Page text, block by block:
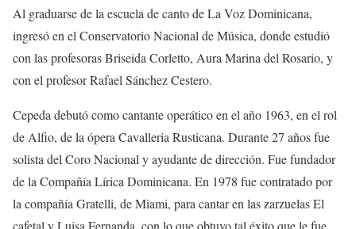
Al graduarse de la escuela de canto de La Voz Dominicana,
ingresó en el Conservatorio Nacional de Música, donde estudió
con las profesoras Briseida Corletto, Aura Marina del Rosario, y
con el profesor Rafael Sánchez Cestero.
Cepeda debutó como cantante operático en el año 1963, en el rol
de Alfio, de la ópera Cavalleria Rusticana. Durante 27 años fue
solista del Coro Nacional y ayudante de dirección. Fue fundador
de la Compañía Lírica Dominicana. En 1978 fue contratado por
la compañía Gratelli, de Miami, para cantar en las zarzuelas El
cafetal y Luisa Fernanda, con lo que obtuvo tal éxito que le fue